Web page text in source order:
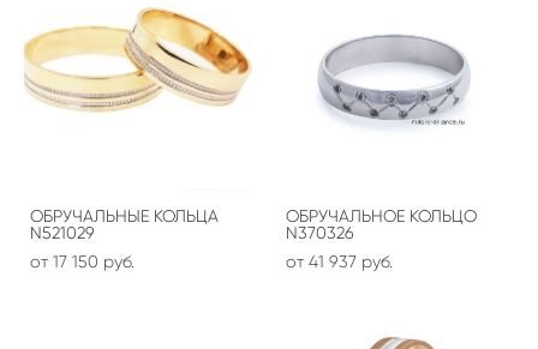
ОБРУЧАЛЬНЫЕ КОЛЬЦА
N521029
от 17 150 pуб.
ОБРУЧАЛЬНОЕ КОЛЬЦО
N370326
от 41 937 pуб.